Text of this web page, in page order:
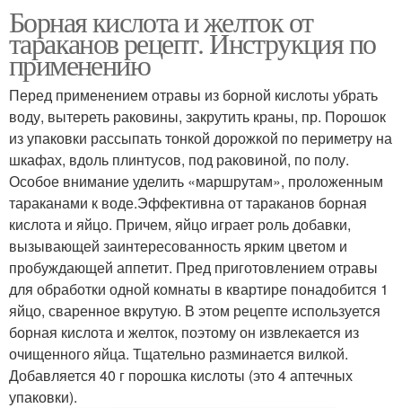
Борная кислота и желток от
тараканов рецепт. Инструкция по
применению
Перед применением отравы из борной кислоты убрать
воду, вытереть раковины, закрутить краны, пр. Порошок
из упаковки рассыпать тонкой дорожкой по периметру на
шкафах, вдоль плинтусов, под раковиной, по полу.
Особое внимание уделить «маршрутам», проложенным
тараканами к воде.Эффективна от тараканов борная
кислота и яйцо. Причем, яйцо играет роль добавки,
вызывающей заинтересованность ярким цветом и
пробуждающей аппетит. Пред приготовлением отравы
для обработки одной комнаты в квартире понадобится 1
яйцо, сваренное вкрутую. В этом рецепте используется
борная кислота и желток, поэтому он извлекается из
очищенного яйца. Тщательно разминается вилкой.
Добавляется 40 г порошка кислоты (это 4 аптечных
упаковки).